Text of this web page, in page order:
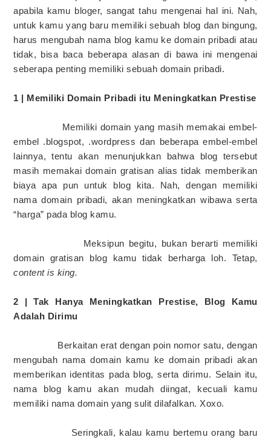
apabila kamu bloger, sangat tahu mengenai hal ini. Nah,
untuk kamu yang baru memiliki sebuah blog dan bingung,
harus mengubah nama blog kamu ke domain pribadi atau
tidak, bisa baca beberapa alasan di bawa ini mengenai
seberapa penting memiliki sebuah domain pribadi.
1 | Memiliki Domain Pribadi itu Meningkatkan Prestise
Memiliki domain yang masih memakai embel-
embel .blogspot, .wordpress dan beberapa embel-embel
lainnya, tentu akan menunjukkan bahwa blog tersebut
masih memakai domain gratisan alias tidak memberikan
biaya apa pun untuk blog kita. Nah, dengan memiliki
nama domain pribadi, akan meningkatkan wibawa serta
“harga” pada blog kamu.
Meksipun begitu, bukan berarti memiliki
domain gratisan blog kamu tidak berharga loh. Tetap,
content is king.
2 | Tak Hanya Meningkatkan Prestise, Blog Kamu
Adalah Dirimu
Berkaitan erat dengan poin nomor satu, dengan
mengubah nama domain kamu ke domain pribadi akan
memberikan identitas pada blog, serta dirimu. Selain itu,
nama blog kamu akan mudah diingat, kecuali kamu
memiliki nama domain yang sulit dilafalkan. Xoxo.
Seringkali, kalau kamu bertemu orang baru